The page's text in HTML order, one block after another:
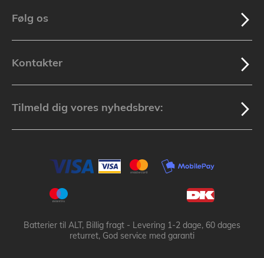
Følg os
Kontakter
Tilmeld dig vores nyhedsbrev:
Batterier til ALT, Billig fragt - Levering 1-2 dage, 60 dages
returret, God service med garanti